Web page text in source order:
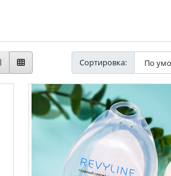
Сортировка: